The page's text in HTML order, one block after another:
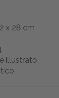
x 28 cm
illustrato